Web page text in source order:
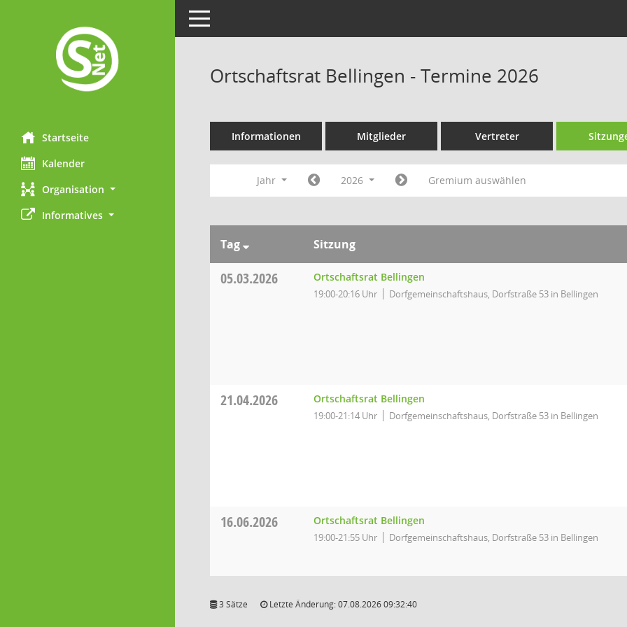
Startseite
Kalender
Organisation
Informatives
Toggle navigation
Ortschaftsrat Bellingen - Termine 2026
Informationen Mitglieder Vertreter
Jahr 2026 Gremium auswählen
Tag Sitzung
05.03.2026 Ortschaftsrat Bellingen
19:00-20:16 Uhr Dorfgemeinschaftshaus, Dorfstraße 53 in Bellingen
21.04.2026 Ortschaftsrat Bellingen
19:00-21:14 Uhr Dorfgemeinschaftshaus, Dorfstraße 53 in Bellingen
16.06.2026 Ortschaftsrat Bellingen
19:00-21:55 Uhr Dorfgemeinschaftshaus, Dorfstraße 53 in Bellingen
3 Sätze Letzte Änderung: 07.08.2026 09:32:40